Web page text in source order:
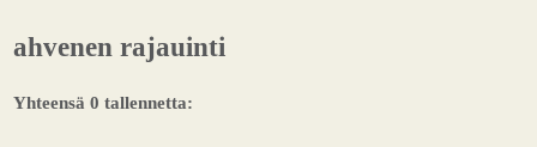
ahvenen rajauinti
Yhteensä 0 tallennetta: